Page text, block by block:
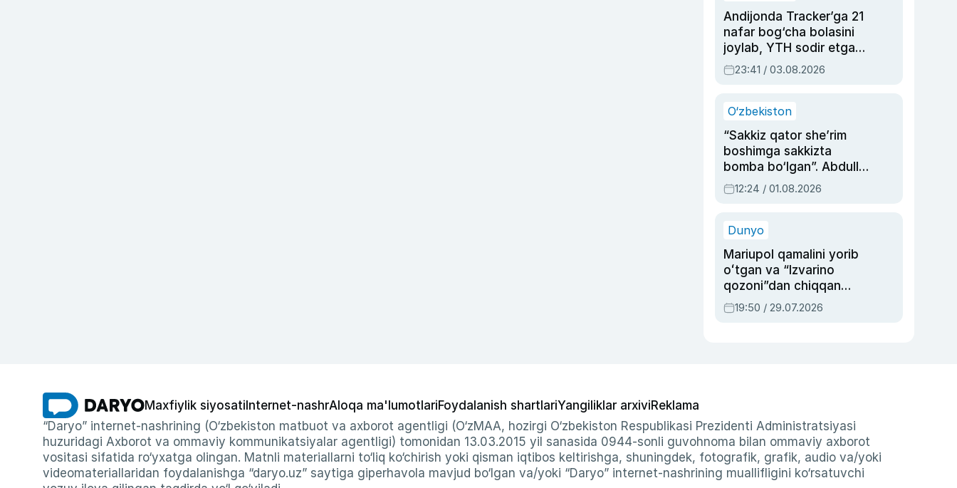
Andijonda Tracker’ga 21
nafar bog‘cha bolasini
joylab, YTH sodir etgan
ayolga sud hukmi o‘qildi
23:41 / 03.08.2026
O‘zbekiston
“Sakkiz qator she’rim
boshimga sakkizta
bomba bo‘lgan”. Abdulla
Oripovni siyosiy
ayblovlardan asrab
12:24 / 01.08.2026
Dunyo
Mariupol qamalini yorib
oʻtgan va “Izvarino
qozoni”dan chiqqan
qahramon — Ukraina
armiyasi bosh
19:50 / 29.07.2026
Maxfiylik siyosati Internet-nashrAloqa ma'lumotlariFoydalanish shartlariYangiliklar arxiviReklama
“Daryo” internet-nashrining (O‘zbekiston matbuot va axborot agentligi (O‘zMAA, hozirgi O‘zbekiston Respublikasi Prezidenti Administratsiyasi
huzuridagi Axborot va ommaviy kommunikatsiyalar agentligi) tomonidan 13.03.2015 yil sanasida 0944-sonli guvohnoma bilan ommaviy axborot
vositasi sifatida ro‘yxatga olingan. Matnli materiallarni to‘liq ko‘chirish yoki qisman iqtibos keltirishga, shuningdek, fotografik, grafik, audio va/yoki
videomateriallaridan foydalanishga “daryo.uz” saytiga giperhavola mavjud bo‘lgan va/yoki “Daryo” internet-nashrining muallifligini ko‘rsatuvchi